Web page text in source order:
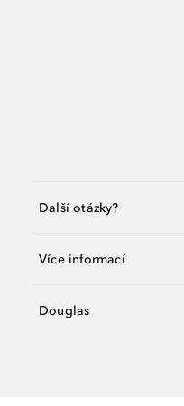
Další otázky?
Více informací
Douglas